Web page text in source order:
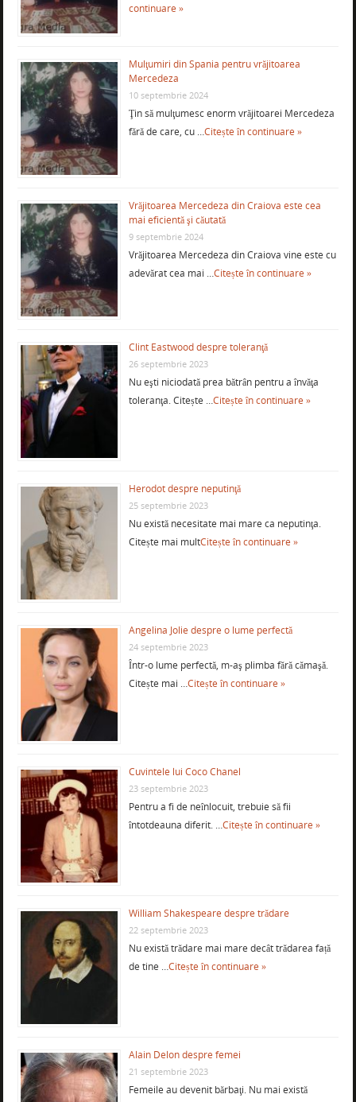
continuare »
Mulţumiri din Spania pentru vrăjitoarea
Mercedeza
10 septembrie 2024
Ţin să mulţumesc enorm vrăjitoarei Mercedeza
fără de care, cu …Citește în continuare »
Vrăjitoarea Mercedeza din Craiova este cea
mai eficientă şi căutată
9 septembrie 2024
Vrăjitoarea Mercedeza din Craiova vine este cu
adevărat cea mai …Citește în continuare »
Clint Eastwood despre toleranţă
26 septembrie 2023
Nu eşti niciodată prea bătrân pentru a învăţa
toleranţa. Citește …Citește în continuare »
Herodot despre neputinţă
25 septembrie 2023
Nu există necesitate mai mare ca neputinţa.
Citește mai multCitește în continuare »
Angelina Jolie despre o lume perfectă
24 septembrie 2023
Într-o lume perfectă, m-aş plimba fără cămaşă.
Citește mai …Citește în continuare »
Cuvintele lui Coco Chanel
23 septembrie 2023
Pentru a fi de neînlocuit, trebuie să fii
întotdeauna diferit. …Citește în continuare »
William Shakespeare despre trădare
22 septembrie 2023
Nu există trădare mai mare decât trădarea față
de tine …Citește în continuare »
Alain Delon despre femei
21 septembrie 2023
Femeile au devenit bărbaţi. Nu mai există